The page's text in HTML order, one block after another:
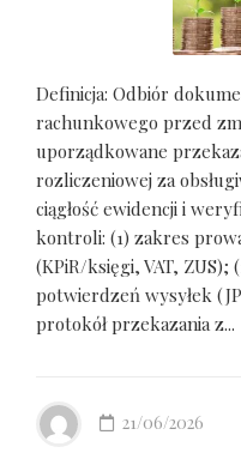
Definicja: Odbiór
rachunkowego przed
uporządkowane
rozliczeniowej za
ciągłość ewidencji i
kontroli: (1) zakres
(KPiR/księgi, VAT,
potwierdzeń wysyłek
protokół przekazania z...
21/06/2026